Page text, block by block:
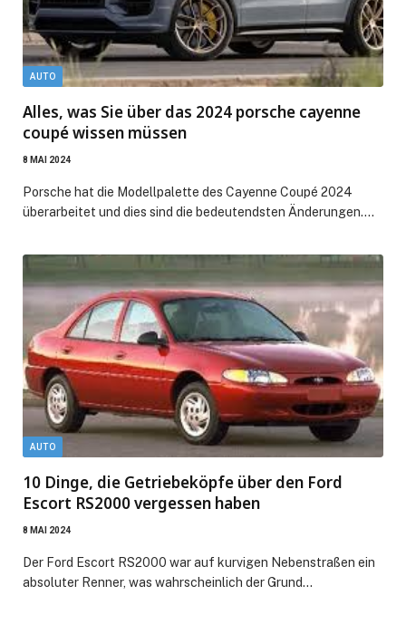
AUTO
Alles, was Sie über das 2024 porsche cayenne
coupé wissen müssen
8 MAI 2024
Porsche hat die Modellpalette des Cayenne Coupé 2024
überarbeitet und dies sind die bedeutendsten Änderungen.…
AUTO
10 Dinge, die Getriebeköpfe über den Ford
Escort RS2000 vergessen haben
8 MAI 2024
Der Ford Escort RS2000 war auf kurvigen Nebenstraßen ein
absoluter Renner, was wahrscheinlich der Grund…